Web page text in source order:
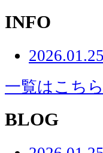
INFO
2026.01.25
一覧はこちら
BLOG